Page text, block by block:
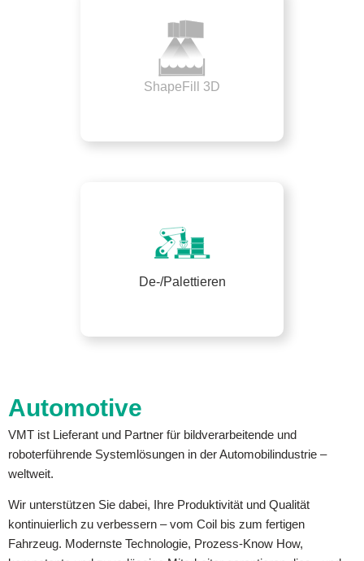
ShapeFill 3D
De-/Palettieren
Automotive
VMT ist Lieferant und Partner für bildverarbeitende und
roboterführende Systemlösungen in der Automobilindustrie –
weltweit.
Wir unterstützen Sie dabei, Ihre Produktivität und Qualität
kontinuierlich zu verbessern – vom Coil bis zum fertigen
Fahrzeug. Modernste Technologie, Prozess-Know How,